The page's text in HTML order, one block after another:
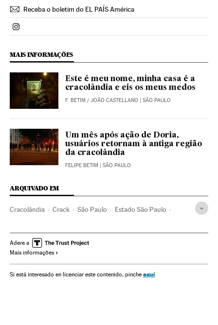
Receba o boletim do EL PAÍS América
Politica El País Brasil en Instagram
MAIS INFORMAÇÕES
Este é meu nome, minha casa é a
cracolândia e eis os meus medos
F. BETIM / JOÃO CASTELLANO | SÃO PAULO
Um mês após ação de Doria,
usuários retornam à antiga região
da cracolândia
FELIPE BETIM | SÃO PAULO
ARQUIVADO EM
Cracolândia Crack São Paulo Estado São Paulo
América Latina Política sanitária
Problemas sociais
Adere a
Mais informações
Si está interesado en licenciar este contenido, pinche aquí